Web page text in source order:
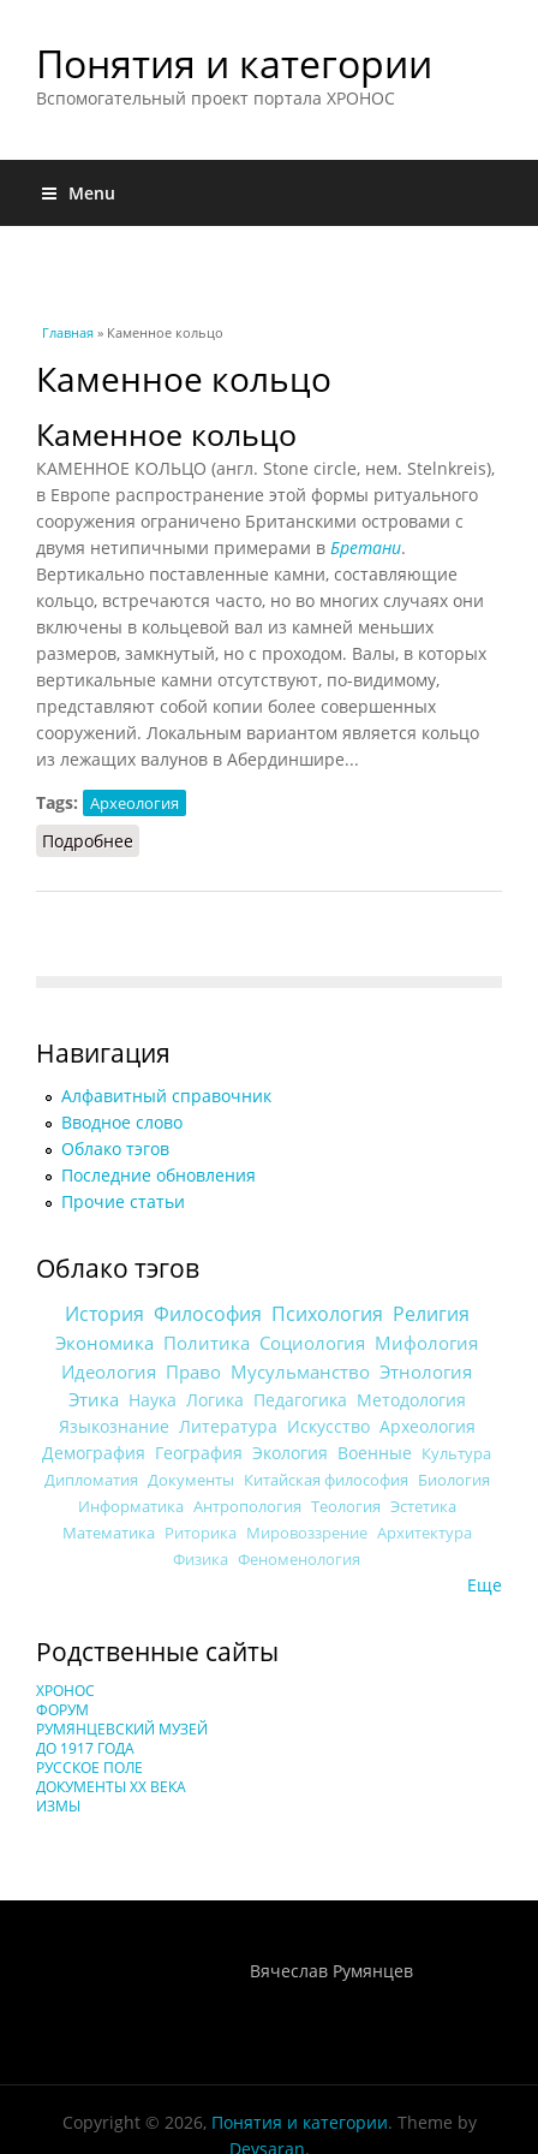
Понятия и категории
Вспомогательный проект портала ХРОНОС
Menu
Вы здесь
Главная » Каменное кольцо
Каменное кольцо
Каменное кольцо
КАМЕННОЕ КОЛЬЦО (англ. Stone circle, нем. Stelnkreis),
в Европе распространение этой формы ритуального
сооружения ограничено Британскими островами с
двумя нетипичными примерами в Бретани.
Вертикально поставленные камни, составляющие
кольцо, встречаются часто, но во многих случаях они
включены в кольцевой вал из камней меньших
размеров, замкнутый, но с проходом. Валы, в которых
вертикальные камни отсутствуют, по-видимому,
представляют собой копии более совершенных
сооружений. Локальным вариантом является кольцо
из лежащих валунов в Абердиншире...
Tags:
Археология
Подробнее
Навигация
Алфавитный справочник
Вводное слово
Облако тэгов
Последние обновления
Прочие статьи
Облако тэгов
История Философия Психология Религия
Экономика Политика Социология Мифология
Идеология Право Мусульманство Этнология
Этика Наука Логика Педагогика Методология
Языкознание Литература Искусство Археология
Демография География Экология Военные Культура
Дипломатия Документы Китайская философия Биология
Информатика Антропология Теология Эстетика
Математика Риторика Мировоззрение Архитектура
Физика Феноменология
Еще
Родственные сайты
ХРОНОС
ФОРУМ
РУМЯНЦЕВСКИЙ МУЗЕЙ
ДО 1917 ГОДА
РУССКОЕ ПОЛЕ
ДОКУМЕНТЫ XX ВЕКА
ИЗМЫ
Вячеслав Румянцев
Copyright © 2026, Понятия и категории. Theme by
Devsaran.